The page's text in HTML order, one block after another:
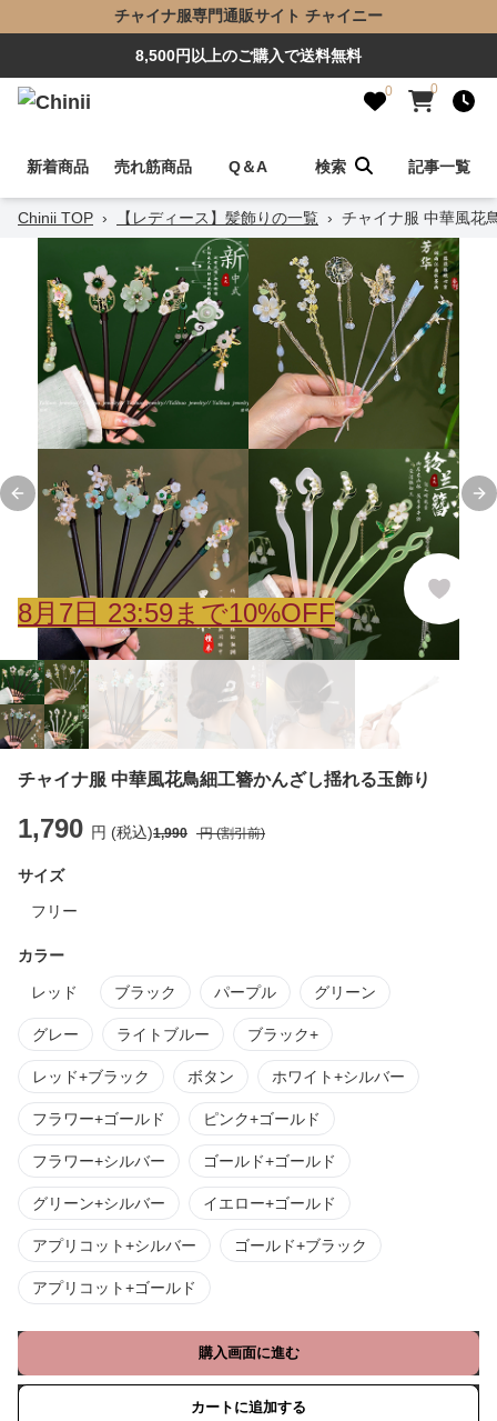
チャイナ服専門通販サイト チャイニー
8,500円以上のご購入で送料無料
0 0
新着商品 売れ筋商品 Q＆A 検索 記事一覧
Chinii TOP › 【レディース】髪飾りの一覧 › チャイナ服 中華風花
Previous slide
8月 7 日 23:59まで10%OFF
チャイナ服 中華風花鳥細工簪かんざし揺れる玉飾り
1,790 円 (税込)1,990 円 (割引前)
サイズ
フリー
カラー
レッド ブラック パープル グリーン
グレー ライトブルー ブラック+
レッド+ブラック ボタン ホワイト+シルバー
フラワー+ゴールド ピンク+ゴールド
フラワー+シルバー ゴールド+ゴールド
グリーン+シルバー イエロー+ゴールド
アプリコット+シルバー ゴールド+ブラック
アプリコット+ゴールド
購入画面に進む
カートに追加する